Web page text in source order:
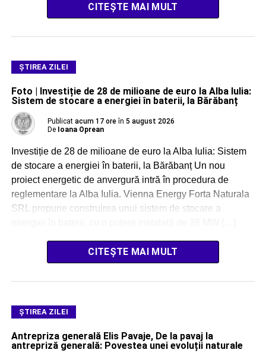
CITEȘTE MAI MULT
ŞTIREA ZILEI
Foto | Investiție de 28 de milioane de euro la Alba Iulia:
Sistem de stocare a energiei în baterii, la Bărăbanț
Publicat acum 17 ore în 5 august 2026
De Ioana Oprean
Investiție de 28 de milioane de euro la Alba Iulia: Sistem
de stocare a energiei în baterii, la Bărăbanț Un nou
proiect energetic de anvergură intră în procedura de
reglementare la Alba Iulia. Vienna Energy Forta Naturala
SRL propune construirea unui sistem de stocare a
CITEȘTE MAI MULT
ŞTIREA ZILEI
Antrepriza generală Elis Pavaje, De la pavaj la
antrepriză generală: Povestea unei evoluții naturale